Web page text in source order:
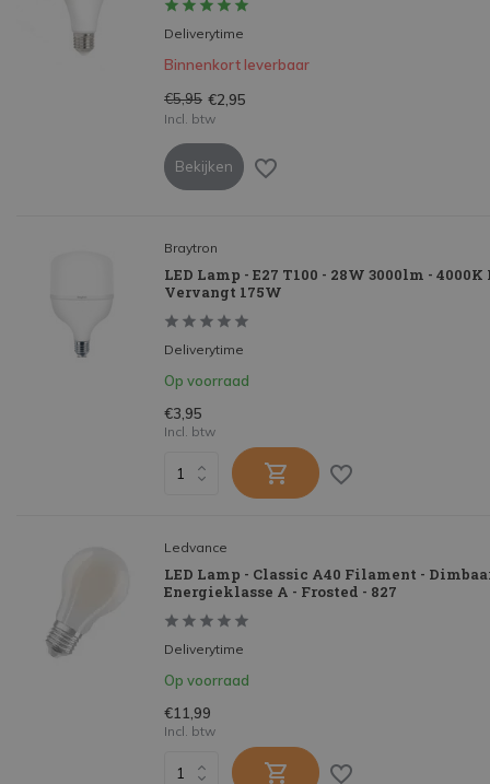
Deliverytime
Binnenkort leverbaar
€5,95 €2,95
Incl. btw
Bekijken
Braytron
LED Lamp - E27 T100 - 28W 3000lm -
Vervangt 175W
Deliverytime
Op voorraad
€3,95
Incl. btw
Ledvance
LED Lamp - Classic A40 Filament -
Energieklasse A - Frosted - 827
Deliverytime
Op voorraad
€11,99
Incl. btw